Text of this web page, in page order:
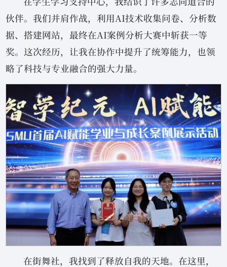
伙伴。我们并肩作战，利用AI技术收集问卷、分析数
据、搭建网站，最终在AI案例分析大赛中斩获一等
奖。这次经历，让我在协作中提升了统筹能力，也领
略了科技与专业融合的强大力量。
在街舞社，我找到了释放自我的天地。在这里，